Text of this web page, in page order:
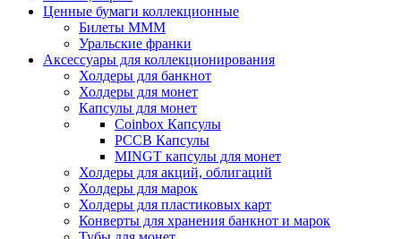
Ценные бумаги коллекционные
Билеты МММ
Уральские франки
Аксессуары для коллекционирования
Холдеры для банкнот
Холдеры для монет
Капсулы для монет
Coinbox Капсулы
РССВ Капсулы
MINGT капсулы для монет
Холдеры для акций, облигаций
Холдеры для марок
Холдеры для пластиковых карт
Конверты для хранения банкнот и марок